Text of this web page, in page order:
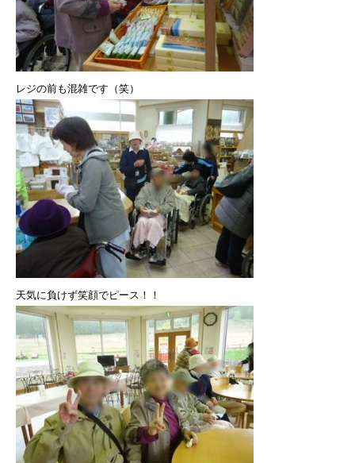
レジの前も混雑です（笑）
天気に負けず笑顔でピース！！